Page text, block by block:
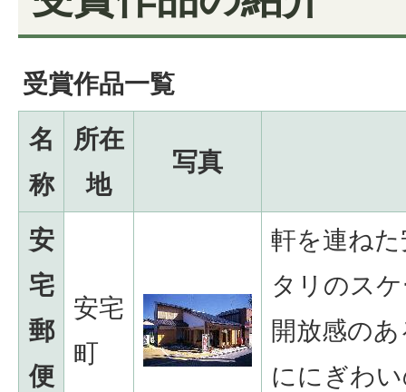
受賞作品一覧
名
称
所在
地
写真
安
宅
郵
便
安宅
町
軒を連ね
タリのス
開放感の
ににぎわ